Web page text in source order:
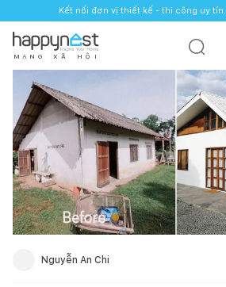
Kết nối đơn vị thiết kế - thi công uy tín.
M Ạ N G X Ã H Ộ I
Nguyễn An Chi